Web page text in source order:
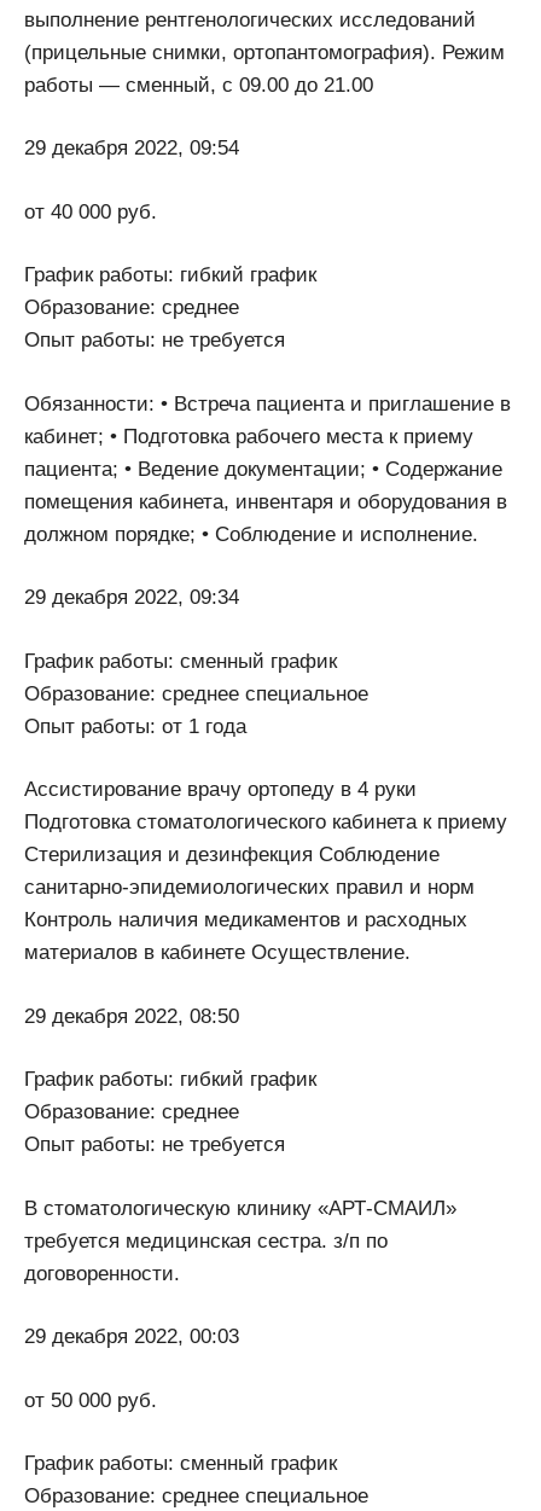
выполнение рентгенологических исследований
(прицельные снимки, ортопантомография). Режим
работы — сменный, с 09.00 до 21.00
29 декабря 2022, 09:54
от 40 000 руб.
График работы: гибкий график
Образование: среднее
Опыт работы: не требуется
Обязанности: • Встреча пациента и приглашение в
кабинет; • Подготовка рабочего места к приему
пациента; • Ведение документации; • Содержание
помещения кабинета, инвентаря и оборудования в
должном порядке; • Соблюдение и исполнение.
29 декабря 2022, 09:34
График работы: сменный график
Образование: среднее специальное
Опыт работы: от 1 года
Ассистирование врачу ортопеду в 4 руки
Подготовка стоматологического кабинета к приему
Стерилизация и дезинфекция Соблюдение
санитарно-эпидемиологических правил и норм
Контроль наличия медикаментов и расходных
материалов в кабинете Осуществление.
29 декабря 2022, 08:50
График работы: гибкий график
Образование: среднее
Опыт работы: не требуется
В стоматологическую клинику «АРТ-СМАИЛ»
требуется медицинская сестра. з/п по
договоренности.
29 декабря 2022, 00:03
от 50 000 руб.
График работы: сменный график
Образование: среднее специальное